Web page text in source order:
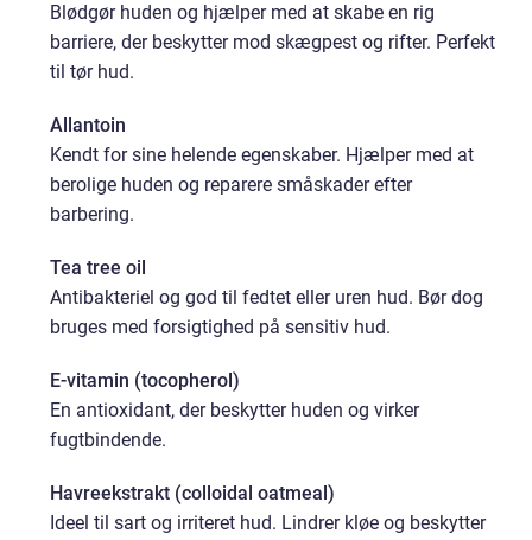
Blødgør huden og hjælper med at skabe en rig
barriere, der beskytter mod skægpest og rifter. Perfekt
til tør hud.
Allantoin
Kendt for sine helende egenskaber. Hjælper med at
berolige huden og reparere småskader efter
barbering.
Tea tree oil
Antibakteriel og god til fedtet eller uren hud. Bør dog
bruges med forsigtighed på sensitiv hud.
E-vitamin (tocopherol)
En antioxidant, der beskytter huden og virker
fugtbindende.
Havreekstrakt (colloidal oatmeal)
Ideel til sart og irriteret hud. Lindrer kløe og beskytter